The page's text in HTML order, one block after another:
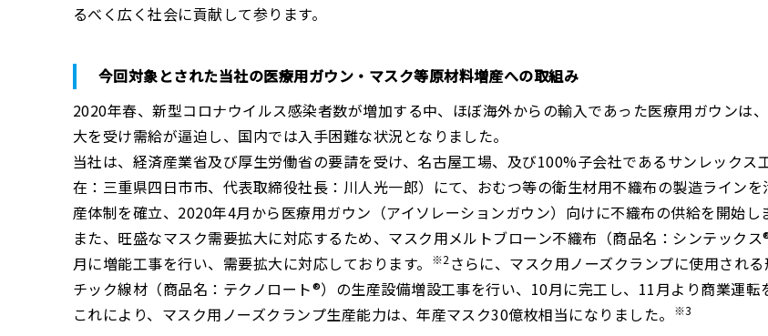
るべく広く社会に貢献して参ります。
今回対象とされた当社の医療用ガウン・マスク等原材料増産への取組み
2020年春、新型コロナウイルス感染者数が増加する中、ほぼ海外からの輸入であった医療用ガウンは
大を受け需給が逼迫し、国内では入手困難な状況となりました。
当社は、経済産業省及び厚生労働省の要請を受け、名古屋工場、及び100%子会社であるサンレックス
在：三重県四日市市、代表取締役社長：川人光一郎）にて、おむつ等の衛生材用不織布の製造ライン
産体制を確立、2020年4月から医療用ガウン（アイソレーションガウン）向けに不織布の供給を開始し
また、旺盛なマスク需要拡大に対応するため、マスク用メルトブローン不織布（商品名：シンテックス
月に増能工事を行い、需要拡大に対応しております。
※2 さらに、マスク用ノーズクランプに使用され
チック線材（商品名：テクノロート®）の生産設備増設工事を行い、10月に完工し、11月より商業運転
これにより、マスク用ノーズクランプ生産能力は、年産マスク30億枚相当になりました。
※3